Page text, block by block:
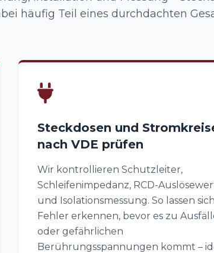
häufig Teil eines durchdachten
Steckdosen und
nach VDE prüfen
Wir kontrollieren Schutzleiter,
Schleifenimpedanz, RCD-
und Isolationsmessung. So lassen sich
Fehler erkennen, bevor es zu
oder gefährlichen
Berührungsspannungen kommt –